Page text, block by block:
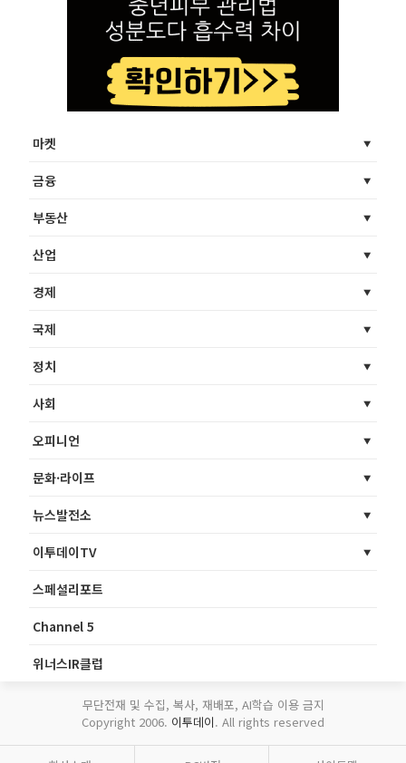
마켓
금융
부동산
산업
경제
국제
정치
사회
오피니언
문화·라이프
뉴스발전소
이투데이TV
스페셜리포트
Channel 5
위너스IR클럽
무단전재 및 수집, 복사, 재배포, AI학습 이용 금지
Copyright 2006. 이투데이. All rights reserved